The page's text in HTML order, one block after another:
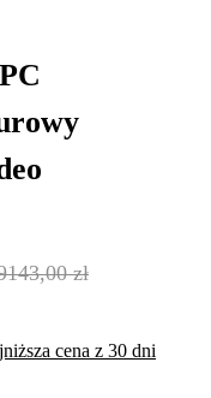
zł
cena z 30 dni